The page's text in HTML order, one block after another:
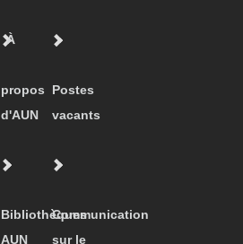
À
propos
d'AUN
Postes
vacants
Bibliothèques
AUN
Communication
sur le